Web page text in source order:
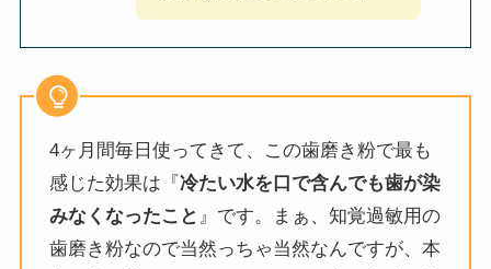
4ヶ月間毎日使ってきて、この歯磨き粉で最も
感じた効果は『冷たい水を口で含んでも歯が染
みなくなったこと 』です。まぁ、知覚過敏用の
歯磨き粉なので当然っちゃ当然なんですが、本